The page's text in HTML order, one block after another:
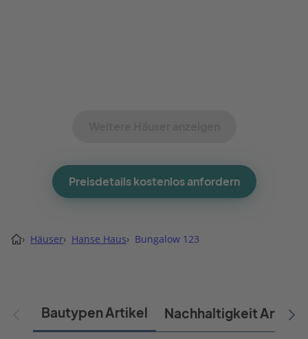
Preisdetails kostenlos anfordern
› Häuser› Hanse Haus› Bungalow 123
Bautypen Artikel Nachhaltigkeit Artikel